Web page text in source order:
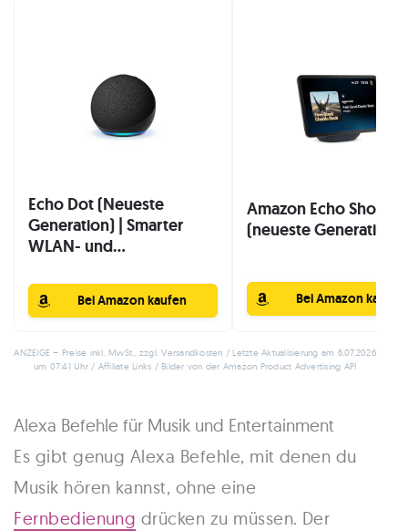
Echo Dot (Neueste
Generation) | Smarter
WLAN- und...
Bei Amazon kaufen
Amazon Echo Show 11
(neueste Generation...
Bei Amazon kaufen
ANZEIGE – Preise inkl. MwSt., zzgl. Versandkosten / Letzte Aktualisierung am 6.07.2026
um 07:41 Uhr / Affiliate Links / Bilder von der Amazon Product Advertising API
Alexa Befehle für Musik und Entertainment
Es gibt genug Alexa Befehle, mit denen du
Musik hören kannst, ohne eine
Fernbedienung drücken zu müssen. Der